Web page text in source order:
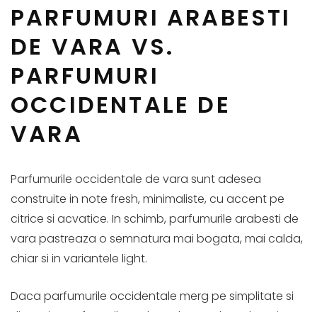
PARFUMURI ARABESTI
DE VARA VS.
PARFUMURI
OCCIDENTALE DE
VARA
Parfumurile occidentale de vara sunt adesea
construite in note fresh, minimaliste, cu accent pe
citrice si acvatice. In schimb, parfumurile arabesti de
vara pastreaza o semnatura mai bogata, mai calda,
chiar si in variantele light.
Daca parfumurile occidentale merg pe simplitate si